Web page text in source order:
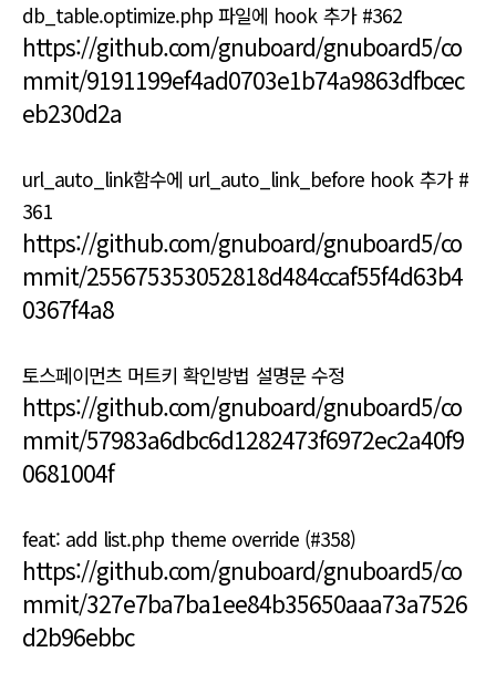
db_table.optimize.php 파일에 hook 추가 #362
https://github.com/gnuboard/gnuboard5/co
mmit/9191199ef4ad0703e1b74a9863dfbcec
eb230d2a
url_auto_link함수에 url_auto_link_before hook 추가 #
361
https://github.com/gnuboard/gnuboard5/co
mmit/255675353052818d484ccaf55f4d63b4
0367f4a8
토스페이먼츠 머트키 확인방법 설명문 수정
https://github.com/gnuboard/gnuboard5/co
mmit/57983a6dbc6d1282473f6972ec2a40f9
0681004f
feat: add list.php theme override (#358)
https://github.com/gnuboard/gnuboard5/co
mmit/327e7ba7ba1ee84b35650aaa73a7526
d2b96ebbc